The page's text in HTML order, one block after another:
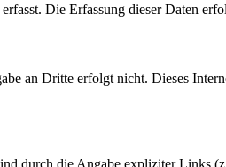
Die Erfassung dieser Daten
an Dritte erfolgt nicht. Dieses
durch die Angabe expliziter